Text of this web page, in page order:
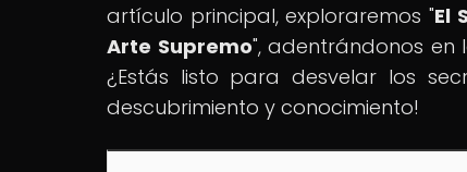
artículo principal, exploraremos "El
Arte Supremo", adentrándonos
¿Estás listo para desvelar los
descubrimiento y conocimiento!